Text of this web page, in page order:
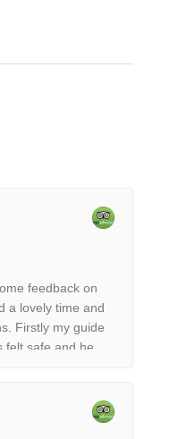
feedback on
a lovely time and
Firstly my guide
felt safe and he
the programme
queues